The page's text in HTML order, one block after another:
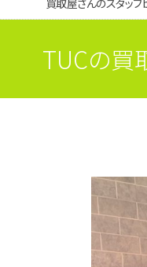
買取屋さんのスタッ
TUCの買